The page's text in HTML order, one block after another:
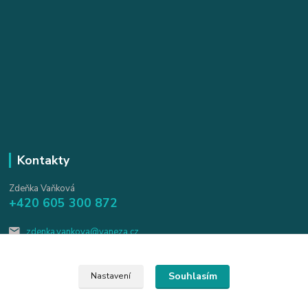
Kontakty
Zdeňka Vaňková
+420 605 300 872
zdenka.vankova@vaneza.cz
Nastavení Souhlasím